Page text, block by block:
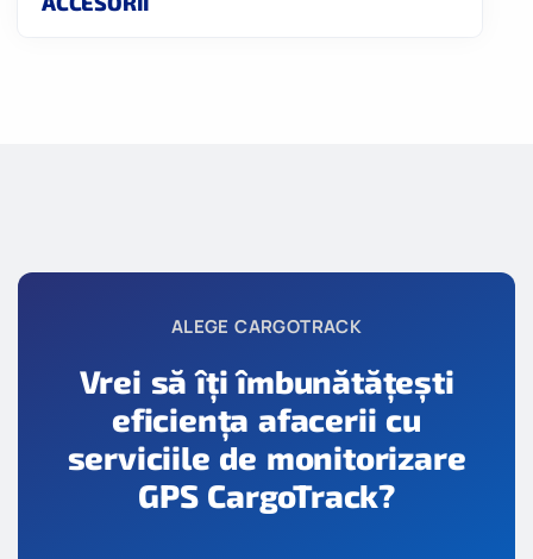
ALEGE CARGOTRACK
Vrei să îți îmbunătățești
eficiența afacerii cu
serviciile de monitorizare
GPS CargoTrack?